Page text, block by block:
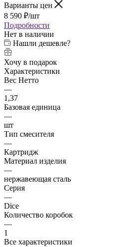
Варианты цен
8 590 ₽/шт
Подробности
Нет в наличии
Нашли дешевле?
Хочу в подарок
Характеристики
Вес Нетто
—
1,37
Базовая единица
—
шт
Тип смесителя
—
Картридж
Материал изделия
—
нержавеющая сталь
Серия
—
Dice
Количество коробок
—
1
Все характеристики